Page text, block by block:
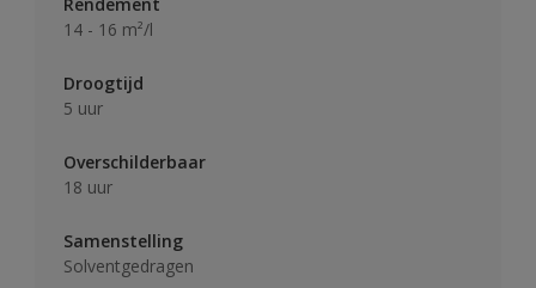
14 - 16 m²/l
Droogtijd
5 uur
Overschilderbaar
18 uur
Samenstelling
Solventgedragen